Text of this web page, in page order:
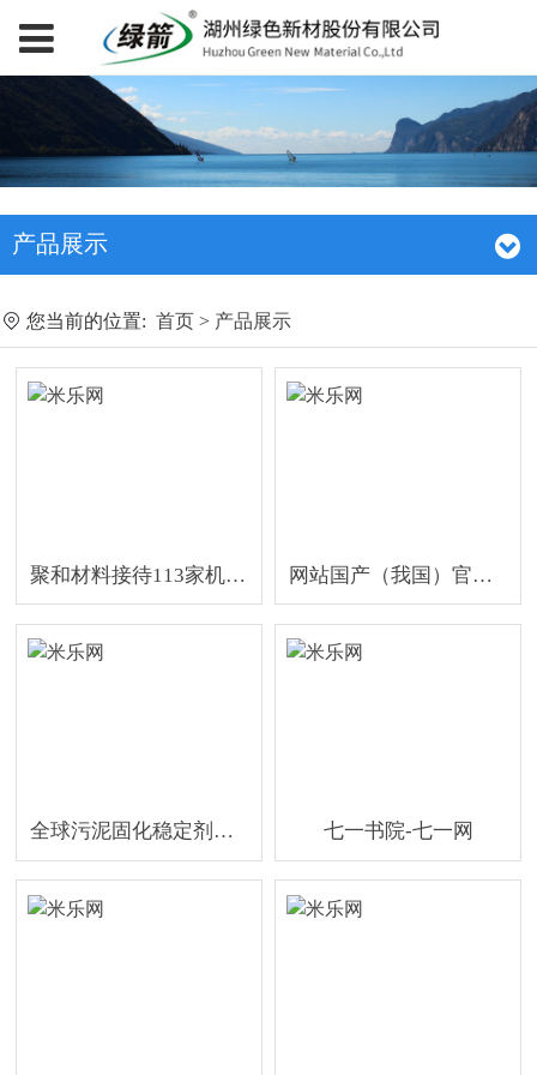
产品展示
您当前的位置: 首页 > 产品展示
聚和材料接待113家机构调研包括线年一季度业绩说明会的全体投资者、GUOLIAN MINSHENG、Scripts Asia等 网站国产（我国）官方网站IOS安卓手机APP下载安装
全球污泥固化稳定剂商场深度洞悉与未来战略时机（2024-2031） 七一书院-七一网